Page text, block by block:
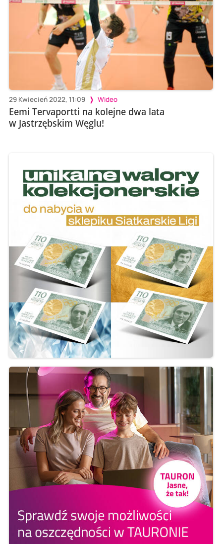
29 Kwiecień 2022, 11:09 Wideo
Eemi Tervaportti na kolejne dwa lata
w Jastrzębskim Węglu!